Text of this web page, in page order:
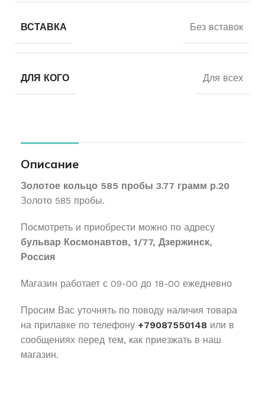
ВСТАВКА Без вставок
ДЛЯ КОГО Для всех
Описание
Золотое кольцо 585 пробы 3.77 грамм р.20
Золото 585 пробы.
Посмотреть и приобрести можно по адресу
бульвар Космонавтов, 1/77, Дзержинск,
Россия
Магазин работает с 09-00 до 18-00 ежедневно
Просим Вас уточнять по поводу наличия товара
на прилавке по телефону +79087550148 или в
сообщениях перед тем, как приезжать в наш
магазин.